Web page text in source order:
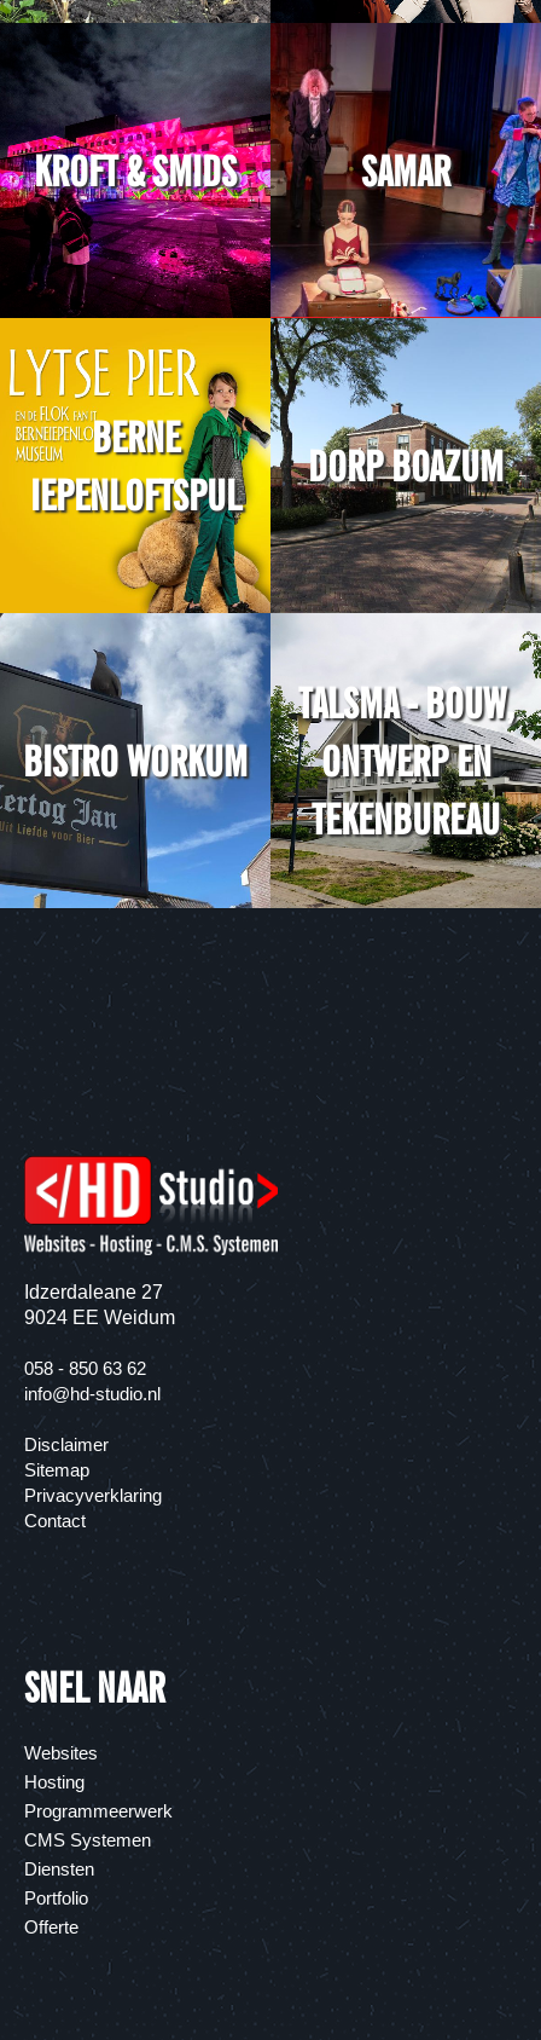
KROFT & SMIDS SAMAR
BERNE
IEPENLOFTSPUL
DORP BOAZUM
BISTRO WORKUM
TALSMA - BOUW,
ONTWERP EN
TEKENBUREAU
Idzerdaleane 27
9024 EE Weidum
058 - 850 63 62
info@hd-studio.nl
Disclaimer
Sitemap
Privacyverklaring
Contact
SNEL NAAR
Websites
Hosting
Programmeerwerk
CMS Systemen
Diensten
Portfolio
Offerte